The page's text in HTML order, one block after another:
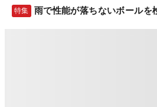
特集 雨で性能が落ちないボールを